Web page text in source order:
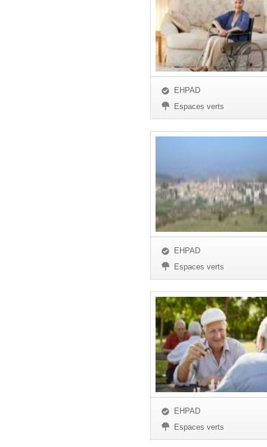
EHPAD
Espaces verts
EHPAD
Espaces verts
EHPAD
Espaces verts